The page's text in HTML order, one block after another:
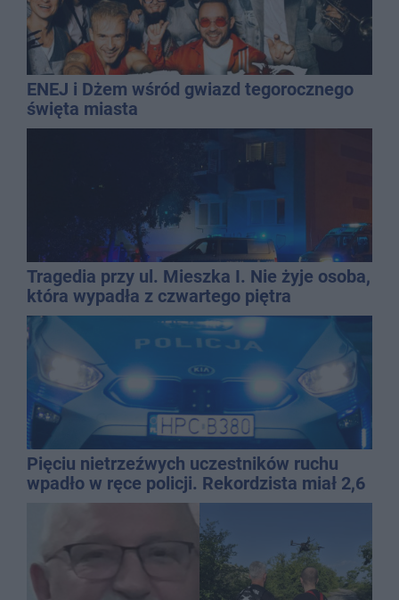
ENEJ i Dżem wśród gwiazd tegorocznego
święta miasta
Tragedia przy ul. Mieszka I. Nie żyje osoba,
która wypadła z czwartego piętra
Pięciu nietrzeźwych uczestników ruchu
wpadło w ręce policji. Rekordzista miał 2,6